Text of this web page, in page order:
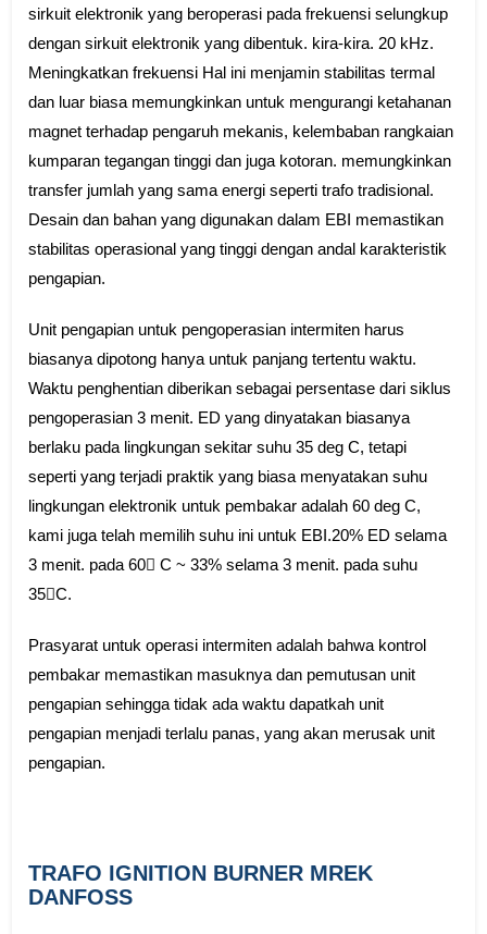
sirkuit elektronik yang beroperasi pada frekuensi selungkup
dengan sirkuit elektronik yang dibentuk. kira-kira. 20 kHz.
Meningkatkan frekuensi Hal ini menjamin stabilitas termal
dan luar biasa memungkinkan untuk mengurangi ketahanan
magnet terhadap pengaruh mekanis, kelembaban rangkaian
kumparan tegangan tinggi dan juga kotoran. memungkinkan
transfer jumlah yang sama energi seperti trafo tradisional.
Desain dan bahan yang digunakan dalam EBI memastikan
stabilitas operasional yang tinggi dengan andal karakteristik
pengapian.
Unit pengapian untuk pengoperasian intermiten harus
biasanya dipotong hanya untuk panjang tertentu waktu.
Waktu penghentian diberikan sebagai persentase dari siklus
pengoperasian 3 menit. ED yang dinyatakan biasanya
berlaku pada lingkungan sekitar suhu 35 deg C, tetapi
seperti yang terjadi praktik yang biasa menyatakan suhu
lingkungan elektronik untuk pembakar adalah 60 deg C,
kami juga telah memilih suhu ini untuk EBI.20% ED selama
3 menit. pada 60 C ~ 33% selama 3 menit. pada suhu
35C.
Prasyarat untuk operasi intermiten adalah bahwa kontrol
pembakar memastikan masuknya dan pemutusan unit
pengapian sehingga tidak ada waktu dapatkah unit
pengapian menjadi terlalu panas, yang akan merusak unit
pengapian.
TRAFO IGNITION BURNER MREK
DANFOSS